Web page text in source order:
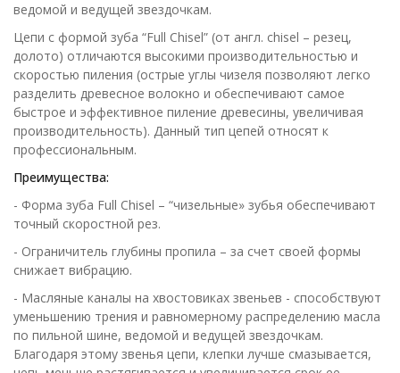
ведомой и ведущей звездочкам.
Цепи с формой зуба “Full Chisel” (от англ. chisel – резец,
долото) отличаются высокими производительностью и
скоростью пиления (острые углы чизеля позволяют легко
разделить древесное волокно и обеспечивают самое
быстрое и эффективное пиление древесины, увеличивая
производительность). Данный тип цепей относят к
профессиональным.
Преимущества:
- Форма зуба Full Chisel – “чизельные» зубья обеспечивают
точный скоростной рез.
- Ограничитель глубины пропила – за счет своей формы
снижает вибрацию.
- Масляные каналы на хвостовиках звеньев - способствуют
уменьшению трения и равномерному распределению масла
по пильной шине, ведомой и ведущей звездочкам.
Благодаря этому звенья цепи, клепки лучше смазывается,